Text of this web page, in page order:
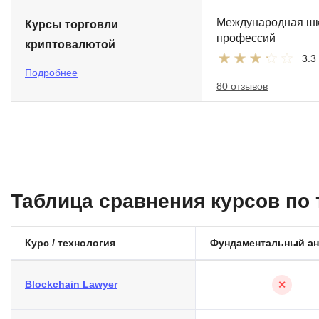
Курсы торговли
криптовалютой
Подробнее
Международная
профессий
3.3
80 отзывов
Таблица сравнения курсов
Курс / технология Фундаментальный
Blockchain Lawyer ✕